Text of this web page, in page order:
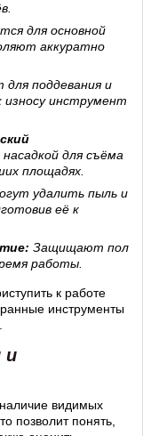
для основной
аккуратно
поддевания и
инструмент
для съёма
площадях.
удалить пыль и
её к
Защищают пол
работы.
к работе
инструменты
и
видимых
позволит понять,